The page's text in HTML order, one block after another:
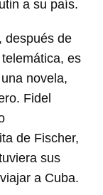
has de
a su país.
después de
es
novela,
Fidel
de Fischer,
sus
a Cuba.